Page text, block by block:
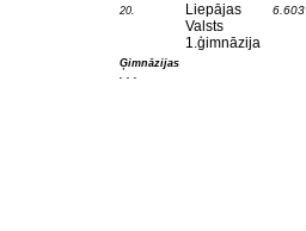
20.
Liepājas
Valsts
1.ģimnāzija
6.603
Ģimnāzijas
. . .